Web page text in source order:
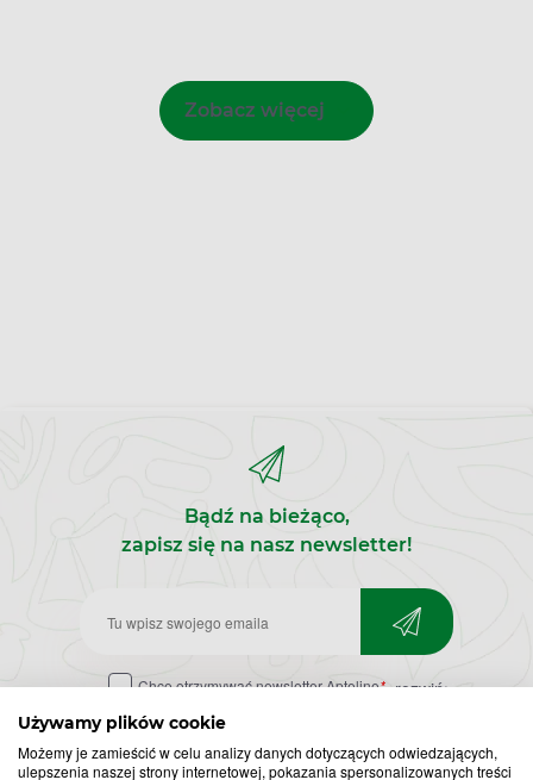
Używamy plików cookie
Możemy je zamieścić w celu analizy danych dotyczących odwiedzających,
ulepszenia naszej strony internetowej, pokazania spersonalizowanych treści
Zobacz więcej
Bądź na bieżąco,
zapisz się na nasz newsletter!
Zapisz
do
newslettera
Chcę otrzymywać newsletter Apteline* rozwiń>